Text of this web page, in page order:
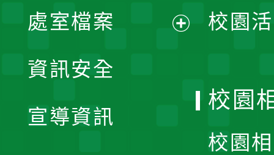
單
處室檔案
資訊安全
宣導資訊
校園
校園
校園